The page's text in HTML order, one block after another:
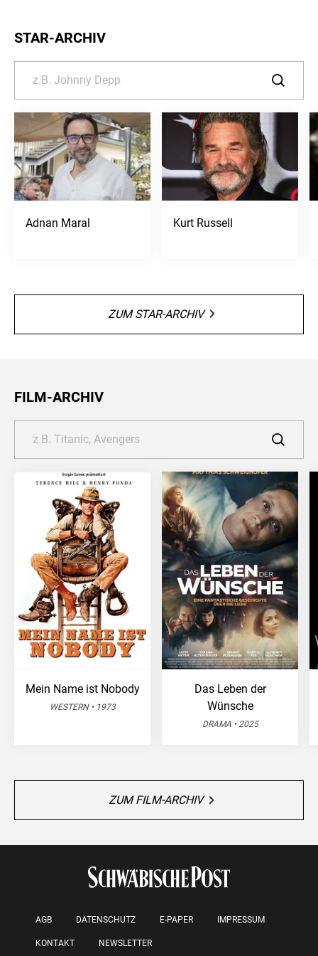
STAR-ARCHIV
Adnan Maral Kurt Russell
ZUM STAR-ARCHIV
FILM-ARCHIV
Mein Name ist Nobody
WESTERN • 1973
Das Leben der
Wünsche
DRAMA • 2025
ZUM FILM-ARCHIV
AGB DATENSCHUTZ E-PAPER IMPRESSUM
KONTAKT NEWSLETTER